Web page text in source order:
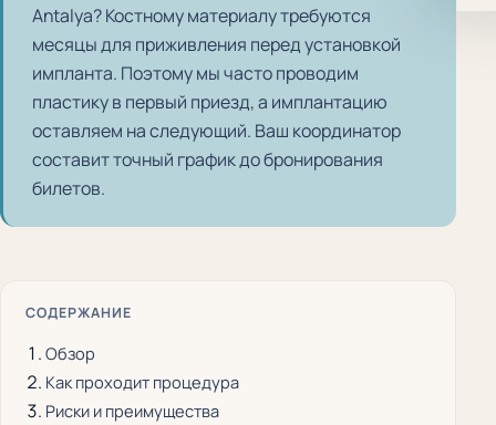
Antalya? Костному материалу требуются
месяцы для приживления перед установкой
импланта. Поэтому мы часто проводим
пластику в первый приезд, а имплантацию
оставляем на следующий. Ваш координатор
составит точный график до бронирования
билетов.
СОДЕРЖАНИЕ
Обзор
Как проходит процедура
Риски и преимущества